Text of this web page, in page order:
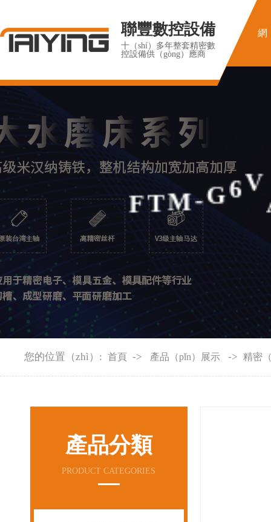
聯豐數控設備
十（shí）多年整套精密數
控設備供（gòng）應商
網
FTM-G6
您的位置（zhì）: 首頁 -> 產品（pǐn）展示 -> 精密
產品分類
PRODUCT CATEGORIES